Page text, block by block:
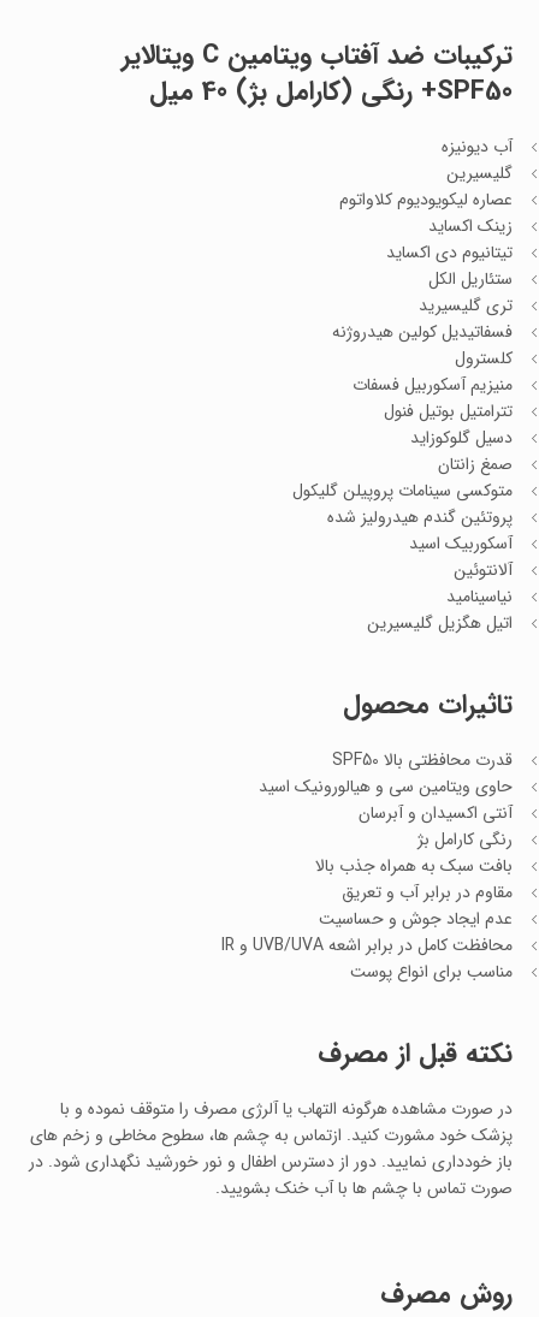
ترکیبات
ضد آفتاب ویتامین C ویتالایر
SPF50+ رنگی (کارامل بژ) 40 میل
آب دیونیزه
گلیسیرین
عصاره لیکویودیوم کلاواتوم
زینک اکساید
تیتانیوم دی اکساید
ستئاریل الکل
تری گلیسیرید
فسفاتیدیل کولین هیدروژنه
کلسترول
منیزیم آسکوربیل فسفات
تترامتیل بوتیل فنول
دسیل گلوکوزاید
صمغ زانتان
متوکسی سینامات پروپیلن گلیکول
پروتئین گندم هیدرولیز شده
آسکوربیک اسید
آلانتوئین
نیاسینامید
اتیل هگزیل گلیسیرین
تاثیرات محصول
قدرت محافظتی بالا SPF50
حاوی ویتامین سی و هیالورونیک اسید
آنتی اکسیدان و آبرسان
رنگی کارامل بژ
بافت سبک به همراه جذب بالا
مقاوم در برابر آب و تعریق
عدم ایجاد جوش و حساسیت
محافظت کامل در برابر اشعه UVB/UVA و IR
مناسب برای انواع پوست
نکته قبل از مصرف
در صورت مشاهده هرگونه التهاب یا آلرژی مصرف را متوقف نموده و با
پزشک خود مشورت کنید. ازتماس به چشم ها، سطوح مخاطی و زخم های
باز خودداری نمایید. دور از دسترس اطفال و نور خورشید نگهداری شود. در
صورت تماس با چشم ها با آب خنک بشویید.
روش مصرف